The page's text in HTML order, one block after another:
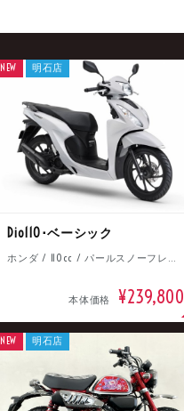
Dio110･ベーシック
ホンダ / 110cc / パールスノーフレークホワイト
本体価格 ¥239,800
NEW 明石店
NEW 明石店